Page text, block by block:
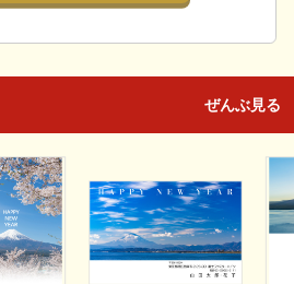
ぜんぶ見る